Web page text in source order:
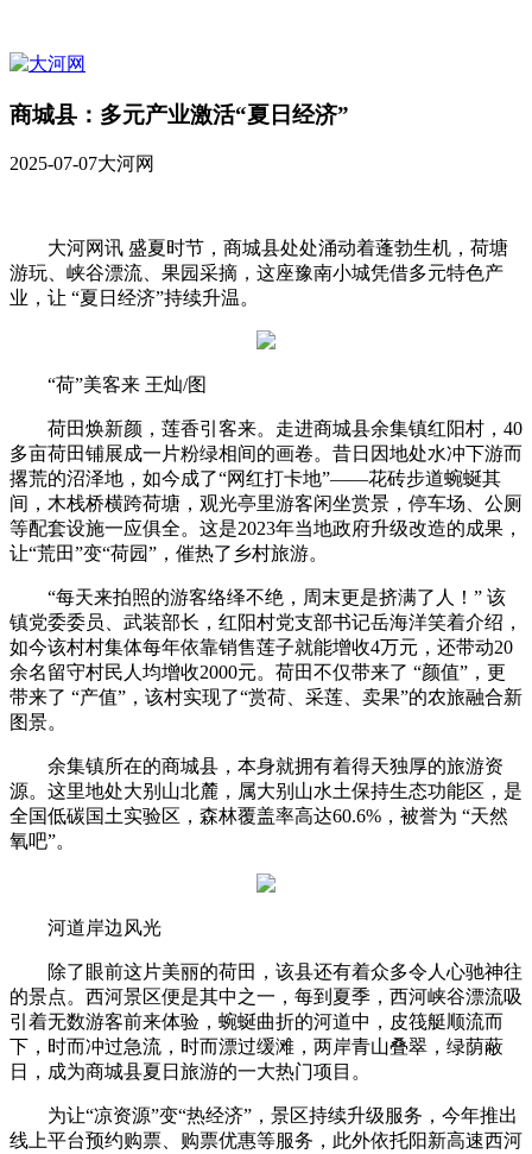
商城县：多元产业激活“夏日经济”
2025-07-07大河网
大河网讯 盛夏时节，商城县处处涌动着蓬勃生机，荷塘
游玩、峡谷漂流、果园采摘，这座豫南小城凭借多元特色产
业，让 “夏日经济”持续升温。
“荷”美客来 王灿/图
荷田焕新颜，莲香引客来。走进商城县余集镇红阳村，40
多亩荷田铺展成一片粉绿相间的画卷。昔日因地处水冲下游而
撂荒的沼泽地，如今成了“网红打卡地”——花砖步道蜿蜒其
间，木栈桥横跨荷塘，观光亭里游客闲坐赏景，停车场、公厕
等配套设施一应俱全。这是2023年当地政府升级改造的成果，
让“荒田”变“荷园”，催热了乡村旅游。
“每天来拍照的游客络绎不绝，周末更是挤满了人！” 该
镇党委委员、武装部长，红阳村党支部书记岳海洋笑着介绍，
如今该村村集体每年依靠销售莲子就能增收4万元，还带动20
余名留守村民人均增收2000元。荷田不仅带来了 “颜值”，更
带来了 “产值”，该村实现了“赏荷、采莲、卖果”的农旅融合新
图景。
余集镇所在的商城县，本身就拥有着得天独厚的旅游资
源。这里地处大别山北麓，属大别山水土保持生态功能区，是
全国低碳国土实验区，森林覆盖率高达60.6%，被誉为 “天然
氧吧”。
河道岸边风光
除了眼前这片美丽的荷田，该县还有着众多令人心驰神往
的景点。西河景区便是其中之一，每到夏季，西河峡谷漂流吸
引着无数游客前来体验，蜿蜒曲折的河道中，皮筏艇顺流而
下，时而冲过急流，时而漂过缓滩，两岸青山叠翠，绿荫蔽
日，成为商城县夏日旅游的一大热门项目。
为让“凉资源”变“热经济”，景区持续升级服务，今年推出
线上平台预约购票、购票优惠等服务，此外依托阳新高速西河